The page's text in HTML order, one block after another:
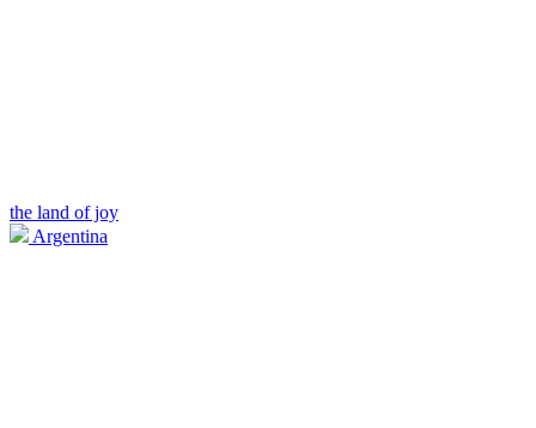
the land of joy
Argentina